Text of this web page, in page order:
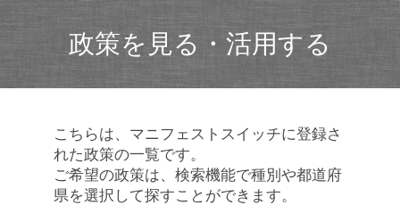
政策を見る・活用する
こちらは、マニフェストスイッチに登録さ
れた政策の一覧です。
ご希望の政策は、検索機能で種別や都道府
県を選択して探すことができます。